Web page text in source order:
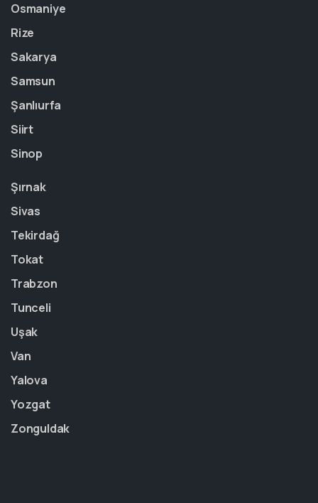
Osmaniye
Rize
Sakarya
Samsun
Şanlıurfa
Siirt
Sinop
Şırnak
Sivas
Tekirdağ
Tokat
Trabzon
Tunceli
Uşak
Van
Yalova
Yozgat
Zonguldak